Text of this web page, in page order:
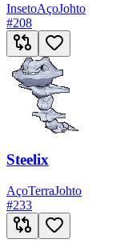
InsetoAçoJohto
#208
Steelix
AçoTerraJohto
#233